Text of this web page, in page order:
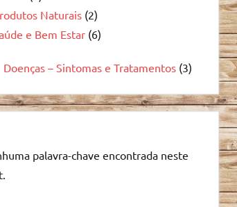
Naturais (2)
e Bem Estar (6)
Doenças – Sintomas e Tratamentos (3)
palavra-chave encontrada neste